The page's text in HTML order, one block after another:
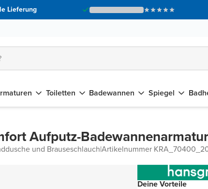
Lieferung
Toiletten Badewannen Spiegel
Aufputz-Badewannenarmatur
und Brauseschlauch|Artikelnummer
Deine Vorteile